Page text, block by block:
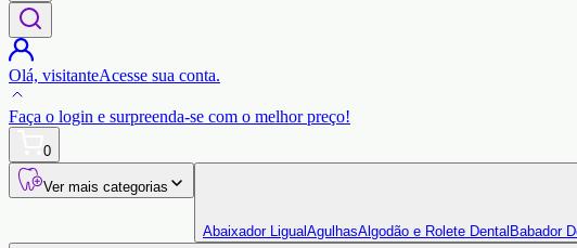
Olá, visitanteAcesse sua conta.
Faça o login e surpreenda-se com o melhor preço!
0
Ver mais categorias
Abaixador Ligual AgulhasAlgodão e Rolete Dental Babador